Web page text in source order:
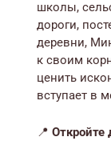
школы,
дороги,
деревни,
к своим
ценить
вступает в
📍 Откройте